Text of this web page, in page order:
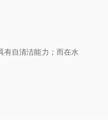
自清洁能力；而在水